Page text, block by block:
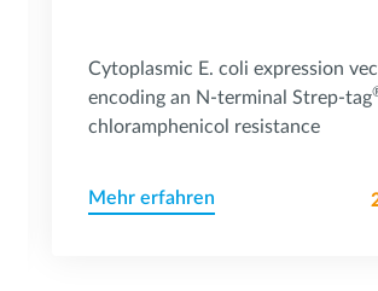
Cytoplasmic E. coli expression
encoding an N-terminal Strep-tag
chloramphenicol resistance
Mehr erfahren